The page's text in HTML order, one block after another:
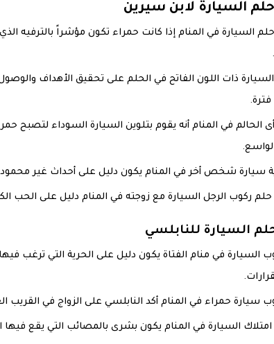
السيارة لابن سيرين
السيارة في المنام إذا كانت حمراء تكون مؤشراً بالترفيه
ذات اللون الفاتح في الحلم على تحقيق الأهداف
فترة.
رأى الحالم في المنام أنه يقوم بتلوين السيارة السوداء لتصبح
سيارة شخص أخر في المنام يكون دليل على أحداث غير محمودة
حلم ركوب الرجل السيارة مع زوجته في المنام دليل على الحب
السيارة للنابلسي
السيارة في منام الفتاة يكون دليل على الحرية التي ترغب
سيارة حمراء في المنام أكد النابلسي على الزواج في القريب
امتلاك السيارة في المنام يكون بشرى بالمصائب التي يقع فيها